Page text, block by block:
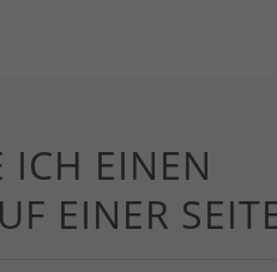
ICH EINEN
EINER